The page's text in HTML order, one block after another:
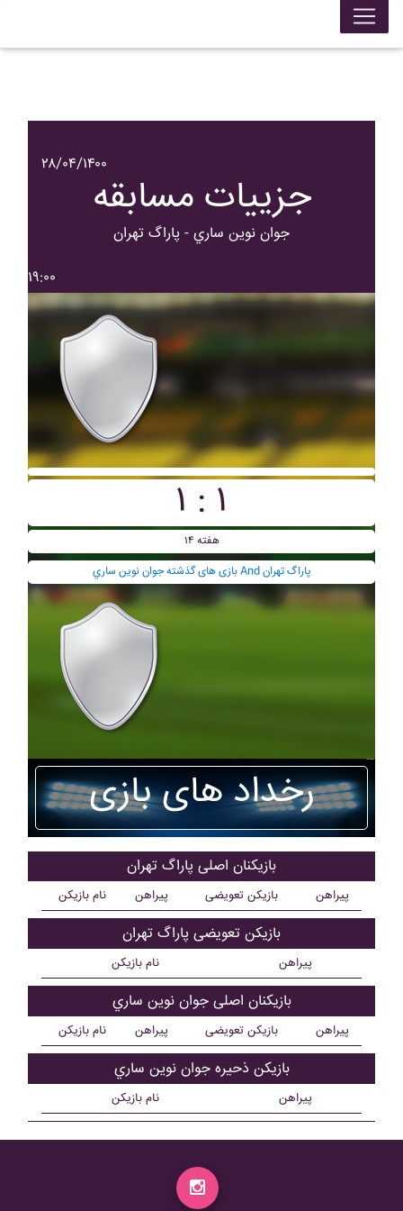
۲۸/۰۴/۱۴۰۰
جزییات مسابقه
جوان نوين ساري - پاراگ تهران
۱۹:۰۰
۱ : ۱
هفته ۱۴
بازی های گذشته جوان نوين ساري And پاراگ تهران
رخداد های بازی
بازیکنان اصلی پاراگ تهران
نام بازیکن پیراهن بازیکن تعویضی پیراهن
بازیکن تعویضی پاراگ تهران
نام بازیکن پیراهن
بازیکنان اصلی جوان نوين ساري
نام بازیکن پیراهن بازیکن تعویضی پیراهن
بازیکن ذحیره جوان نوين ساري
نام بازیکن پیراهن